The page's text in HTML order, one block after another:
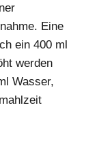
Eine
ein 400 ml
werden
Wasser,